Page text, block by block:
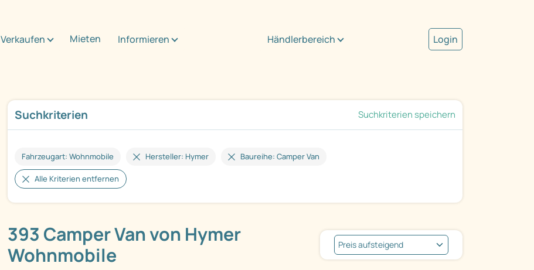
Verkaufen Mieten Informieren Händlerbereich Login
Suchkriterien Suchkriterien speichern
Fahrzeugart: Wohnmobile Hersteller: Hymer Baureihe: Camper Van
Alle Kriterien entfernen
393 Camper Van von Hymer
Wohnmobile